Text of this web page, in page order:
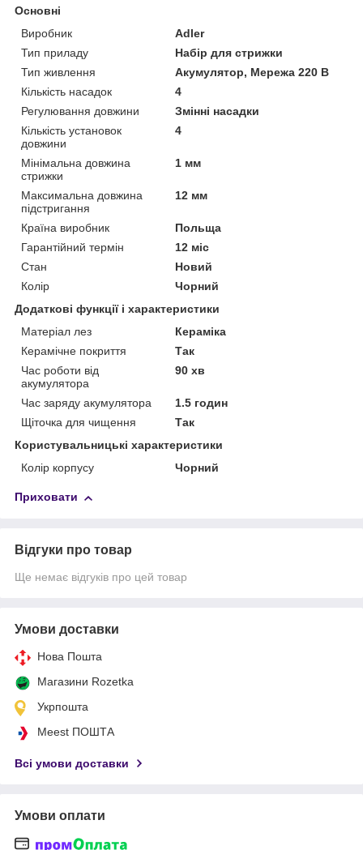
Основні
Виробник
Adler
Тип приладу
Набір для стрижки
Тип живлення
Акумулятор, Мережа 220 В
Кількість насадок
4
Регулювання довжини
Змінні насадки
Кількість установок
довжини
4
Мінімальна довжина
стрижки
1 мм
Максимальна довжина
підстригання
12 мм
Країна виробник
Польща
Гарантійний термін
12 міс
Стан
Новий
Колір
Чорний
Додаткові функції і характеристики
Матеріал лез
Кераміка
Керамічне покриття
Так
Час роботи від
акумулятора
90 хв
Час заряду акумулятора
1.5 годин
Щіточка для чищення
Так
Користувальницькі характеристики
Колір корпусу
Чорний
Приховати
Відгуки про товар
Ще немає відгуків про цей товар
Умови доставки
Нова Пошта
Магазини Rozetka
Укрпошта
Meest ПОШТА
Всі умови доставки
Умови оплати